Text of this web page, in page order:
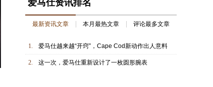
爱马仕资讯排名
最新资讯文章 本月最热文章 评论最多文章
1. 爱马仕越来越“开窍”，Cape Cod新动作出人意料
2. 这一次，爱马仕重新设计了一枚圆形腕表